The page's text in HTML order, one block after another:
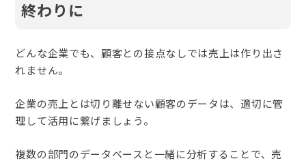
終わりに
どんな企業でも、顧客との接点なしでは売上は作り出さ
れません。
企業の売上とは切り離せない顧客のデータは、適切に管
理して活用に繋げましょう。
複数の部門のデータベースと一緒に分析することで、売